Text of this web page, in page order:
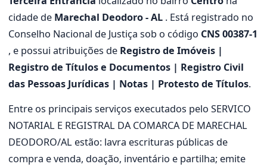
cidade de Marechal Deodoro - AL . Está registrado no
Conselho Nacional de Justiça sob o código CNS 00387-1
, e possui atribuições de Registro de Imóveis |
Registro de Títulos e Documentos | Registro Civil
das Pessoas Jurídicas | Notas | Protesto de Títulos.
Entre os principais serviços executados pelo SERVICO
NOTARIAL E REGISTRAL DA COMARCA DE MARECHAL
DEODORO/AL estão: lavra escrituras públicas de
compra e venda, doação, inventário e partilha; emite